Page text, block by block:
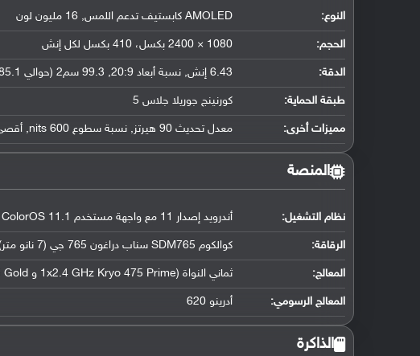
النوع: AMOLED كابستيف تدعم اللمس, 16 مليون لون
الحجم: 1080 × 2400 بكسل، 410 بكسل لكل إنش
الدقة: 6.43 إنش, نسبة أبعاد 20:9, 99.3 سم2 (حوالي 85.1 ٪ نسبة إستحواذ الشاشة)
طبقة الحماية: كورنينج جوريلا جلاس 5
مميزات أخرى: معدل تحديث 90 هيرتز, نسبة سطوع 600 nits, أقصى سطوع 750 nits(حسب ما أُعلن عنه)
المنصة
نظام التشغيل: أندرويد إصدار 11 مع واجهة مستخدم ColorOS 11.1
الرقاقة: كوالكوم SDM765 سناب دراغون 765 جي (7 نانو متر)
المعالج: ثماني النواة (1x2.4 GHz Kryo 475 Prime و 1x2.2 GHz Kryo 475 Gold و 6x1.8 GHz Kryo 475 Silver)
المعالج الرسومي: أدرينو 620
الذاكرة